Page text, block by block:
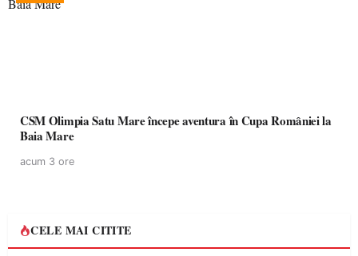
CSM Olimpia Satu Mare începe aventura în Cupa României la
Baia Mare
acum 3 ore
CELE MAI CITITE